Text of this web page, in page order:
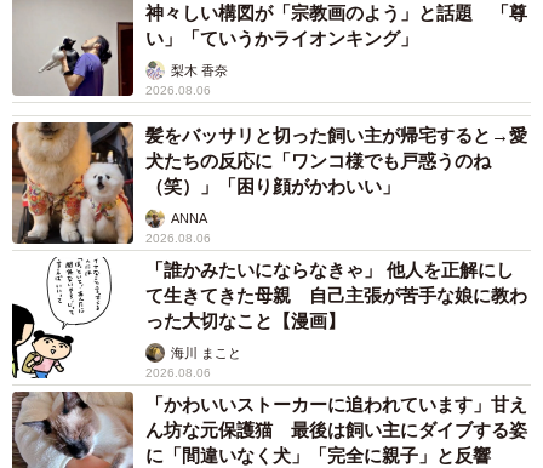
神々しい構図が「宗教画のよう」と話題 「尊
い」「ていうかライオンキング」
梨木 香奈
2026.08.06
髪をバッサリと切った飼い主が帰宅すると→愛
犬たちの反応に「ワンコ様でも戸惑うのね
（笑）」「困り顔がかわいい」
ANNA
2026.08.06
「誰かみたいにならなきゃ」 他人を正解にし
て生きてきた母親 自己主張が苦手な娘に教わ
った大切なこと【漫画】
海川 まこと
2026.08.06
「かわいいストーカーに追われています」甘え
ん坊な元保護猫 最後は飼い主にダイブする姿
に「間違いなく犬」「完全に親子」と反響